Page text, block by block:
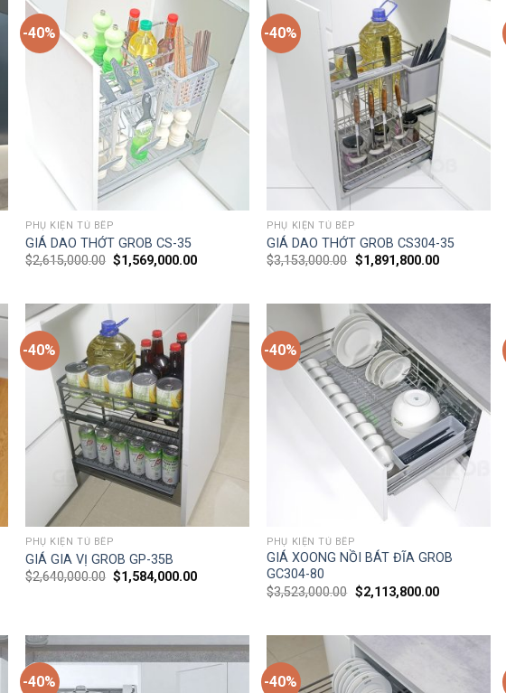
-40%
PHỤ KIỆN TỦ BẾP
GIÁ DAO THỚT GROB CS-35
$2,615,000.00 $1,569,000.00
-40%
PHỤ KIỆN TỦ BẾP
GIÁ DAO THỚT GROB CS304-35
$3,153,000.00 $1,891,800.00
-40%
PHỤ KIỆN TỦ BẾP
GIÁ GIA VỊ GROB GP-35B
$2,640,000.00 $1,584,000.00
-40%
PHỤ KIỆN TỦ BẾP
GIÁ XOONG NỒI BÁT ĐĨA GROB
GC304-80
$3,523,000.00 $2,113,800.00
-40% -40%